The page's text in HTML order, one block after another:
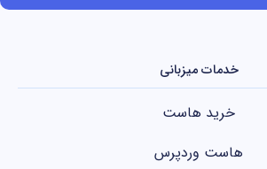
خدمات میزبانی
خرید هاست
هاست وردپرس